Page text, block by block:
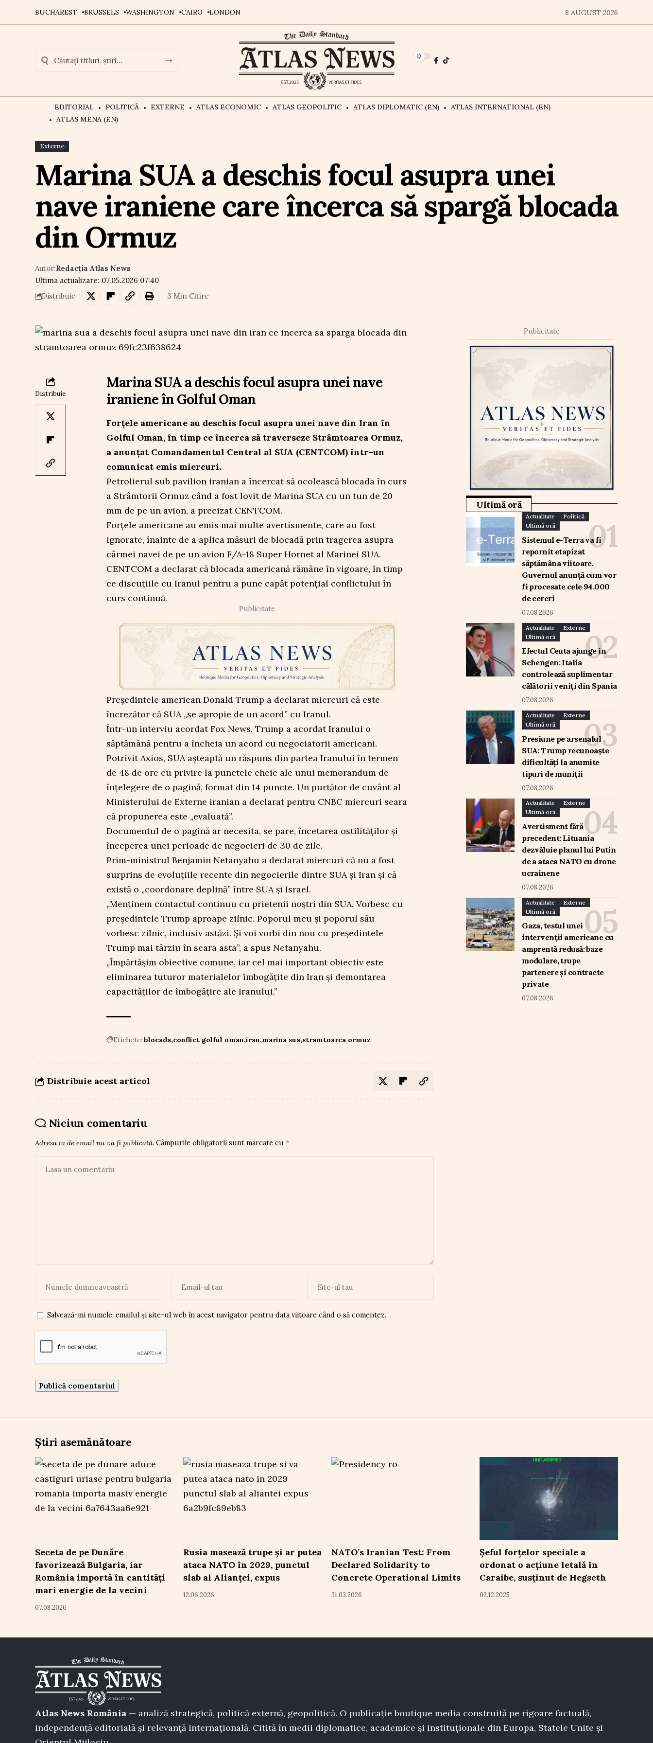
BUCHAREST BRUSSELS WASHINGTON CAIRO LONDON 8 AUGUST 2026
EDITORIAL POLITICĂ EXTERNE ATLAS ECONOMIC ATLAS GEOPOLITIC ATLAS DIPLOMATIC (EN)
ATLAS INTERNATIONAL (EN)
ATLAS MENA (EN)
Externe
Marina SUA a deschis focul asupra unei
nave iraniene care încerca să spargă blocada
din Ormuz
Ultima actualizare: 07.05.2026 07:40
Autor:Redacția Atlas News
Distribuie 3 Min Citire
Distribuie
Marina SUA a deschis focul asupra unei nave
iraniene în Golful Oman
Forțele americane au deschis focul asupra unei nave din Iran în
Golful Oman, în timp ce încerca să traverseze Strâmtoarea Ormuz,
a anunțat Comandamentul Central al SUA (CENTCOM) într-un
comunicat emis miercuri.
Petrolierul sub pavilion iranian a încercat să ocolească blocada în curs
a Strâmtorii Ormuz când a fost lovit de Marina SUA cu un tun de 20
mm de pe un avion, a precizat CENTCOM.
Forțele americane au emis mai multe avertismente, care au fost
ignorate, înainte de a aplica măsuri de blocadă prin tragerea asupra
cârmei navei de pe un avion F/A-18 Super Hornet al Marinei SUA.
CENTCOM a declarat că blocada americană rămâne în vigoare, în timp
ce discuțiile cu Iranul pentru a pune capăt potențial conflictului în
curs continuă.
Publicitate
Președintele american Donald Trump a declarat miercuri că este
încrezător că SUA „se apropie de un acord” cu Iranul.
Într-un interviu acordat Fox News, Trump a acordat Iranului o
săptămână pentru a încheia un acord cu negociatorii americani.
Potrivit Axios, SUA așteaptă un răspuns din partea Iranului în termen
de 48 de ore cu privire la punctele cheie ale unui memorandum de
înțelegere de o pagină, format din 14 puncte. Un purtător de cuvânt al
Ministerului de Externe iranian a declarat pentru CNBC miercuri seara
că propunerea este „evaluată”.
Documentul de o pagină ar necesita, se pare, încetarea ostilităților și
începerea unei perioade de negocieri de 30 de zile.
Prim-ministrul Benjamin Netanyahu a declarat miercuri că nu a fost
surprins de evoluțiile recente din negocierile dintre SUA și Iran și că
există o „coordonare deplină” între SUA și Israel.
„Menținem contactul continuu cu prietenii noștri din SUA. Vorbesc cu
președintele Trump aproape zilnic. Poporul meu și poporul său
vorbesc zilnic, inclusiv astăzi. Și voi vorbi din nou cu președintele
Trump mai târziu în seara asta”, a spus Netanyahu.
„Împărtășim obiective comune, iar cel mai important obiectiv este
eliminarea tuturor materialelor îmbogățite din Iran și demontarea
capacităților de îmbogățire ale Iranului.”
Etichete: blocada conflict golful oman iran marina sua stramtoarea ormuz
Distribuie acest articol
Niciun comentariu
Adresa ta de email nu va fi publicată. Câmpurile obligatorii sunt marcate cu *
Salvează-mi numele, emailul și site-ul web în acest navigator pentru data viitoare când o să comentez.
Publicitate
Ultimă oră
Actualitate
Politică
Ultimă oră
Sistemul e-Terra va fi
repornit etapizat
săptămâna viitoare.
Guvernul anunță cum vor
fi procesate cele 94.000
de cereri
07.08.2026
Actualitate
Externe
Ultimă oră
Efectul Ceuta ajunge în
Schengen: Italia
controlează suplimentar
călătorii veniți din Spania
07.08.2026
Actualitate
Externe
Ultimă oră
Presiune pe arsenalul
SUA: Trump recunoaște
dificultăți la anumite
tipuri de muniții
07.08.2026
Actualitate
Externe
Ultimă oră
Avertisment fără
precedent: Lituania
dezvăluie planul lui Putin
de a ataca NATO cu drone
ucrainene
07.08.2026
Actualitate
Externe
Ultimă oră
Gaza, testul unei
intervenții americane cu
amprentă redusă: baze
modulare, trupe
partenere și contracte
private
07.08.2026
Știri asemănătoare
Seceta de pe Dunăre
favorizează Bulgaria, iar
România importă în cantități
mari energie de la vecini
07.08.2026
Rusia masează trupe și ar putea
ataca NATO în 2029, punctul
slab al Alianței, expus
12.06.2026
NATO’s Iranian Test: From
Declared Solidarity to
Concrete Operational Limits
31.03.2026
Șeful forțelor speciale a
ordonat o acțiune letală în
Caraibe, susținut de Hegseth
02.12.2025
Atlas News România — analiză strategică, politică externă, geopolitică. O publicație boutique media construită pe rigoare factuală,
independență editorială și relevanță internațională. Citită în medii diplomatice, academice și instituționale din Europa, Statele Unite și